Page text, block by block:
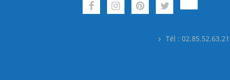
Tél : 02.85.52.63.21